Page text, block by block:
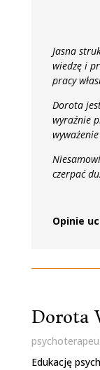
Jasna
wiedzę i
pracy
Dorota
wyraźnie
czerpać
Opinie
Dorota
Edukację